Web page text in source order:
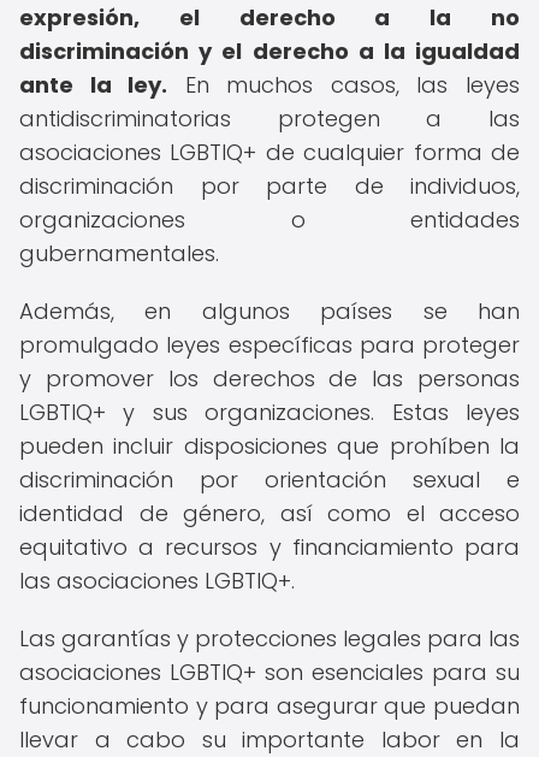
expresión, el derecho a la no
discriminación y el derecho a la igualdad
ante la ley. En muchos casos, las leyes
antidiscriminatorias protegen a las
asociaciones LGBTIQ+ de cualquier forma de
discriminación por parte de individuos,
organizaciones o entidades
gubernamentales.
Además, en algunos países se han
promulgado leyes específicas para proteger
y promover los derechos de las personas
LGBTIQ+ y sus organizaciones. Estas leyes
pueden incluir disposiciones que prohíben la
discriminación por orientación sexual e
identidad de género, así como el acceso
equitativo a recursos y financiamiento para
las asociaciones LGBTIQ+.
Las garantías y protecciones legales para las
asociaciones LGBTIQ+ son esenciales para su
funcionamiento y para asegurar que puedan
llevar a cabo su importante labor en la